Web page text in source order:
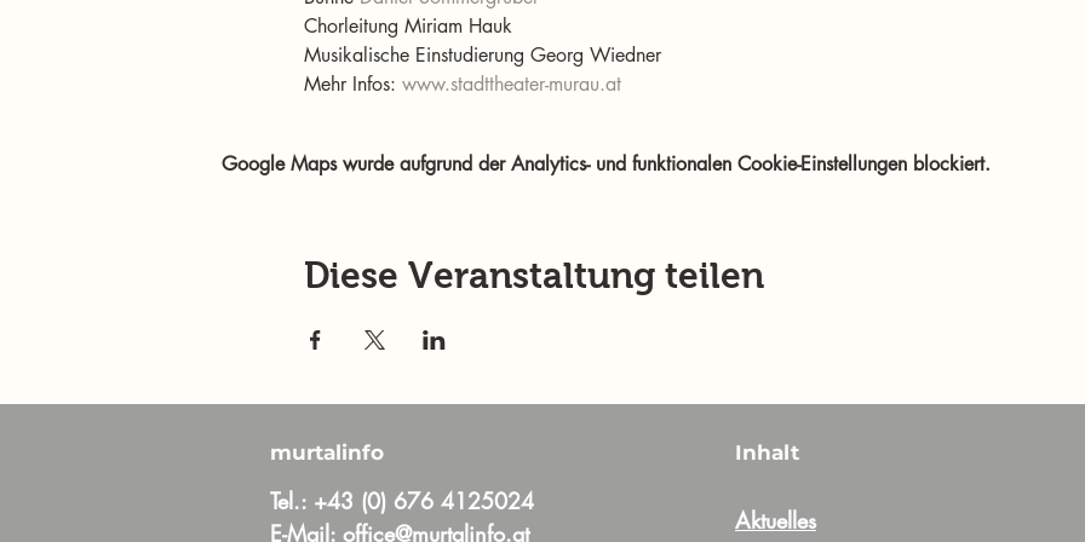
Chorleitung Miriam Hauk
Musikalische Einstudierung Georg Wiedner
Mehr Infos: www.stadttheater-murau.at
Google Maps wurde aufgrund der Analytics- und funktionalen Cookie-Einstellungen blockiert.
Diese Veranstaltung teilen
murtalinfo
Tel.: +43 (0) 676 4125024
E-Mail: office@murtalinfo.at
Inhalt
Aktuelles